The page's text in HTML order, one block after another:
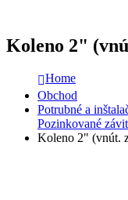
Koleno 2"
Home
Obchod
Potrubné a
Pozinkované
Koleno 2" (vnút.